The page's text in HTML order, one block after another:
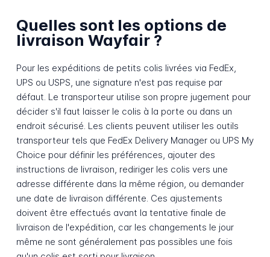
Quelles sont les options de
livraison Wayfair ?
Pour les expéditions de petits colis livrées via FedEx,
UPS ou USPS, une signature n'est pas requise par
défaut. Le transporteur utilise son propre jugement pour
décider s'il faut laisser le colis à la porte ou dans un
endroit sécurisé. Les clients peuvent utiliser les outils
transporteur tels que FedEx Delivery Manager ou UPS My
Choice pour définir les préférences, ajouter des
instructions de livraison, rediriger les colis vers une
adresse différente dans la même région, ou demander
une date de livraison différente. Ces ajustements
doivent être effectués avant la tentative finale de
livraison de l'expédition, car les changements le jour
même ne sont généralement pas possibles une fois